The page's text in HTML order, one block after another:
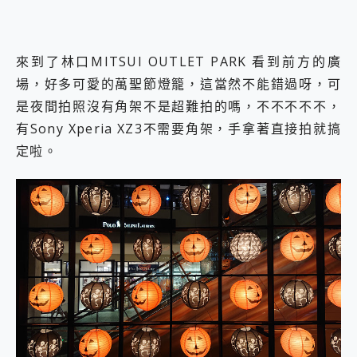
來到了林口MITSUI OUTLET PARK 看到前方的廣
場，好多可愛的萬聖節燈籠，這當然不能錯過呀，可
是夜間拍照沒有角架不是超難拍的嗎，不不不不不，
有Sony Xperia XZ3不需要角架，手拿著直接拍就搞
定啦。